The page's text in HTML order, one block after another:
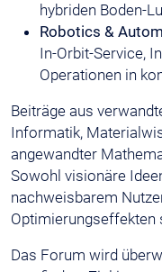
hybriden Boden-
Robotics &
In-Orbit-Service,
Operationen in
Beiträge aus
Informatik,
angewandter
Sowohl visionäre
nachweisbarem
Optimierungseffekten
Das Forum wird